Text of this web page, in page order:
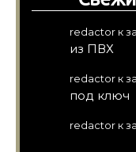
redactor к
из ПВХ
redactor к
под ключ
redactor к